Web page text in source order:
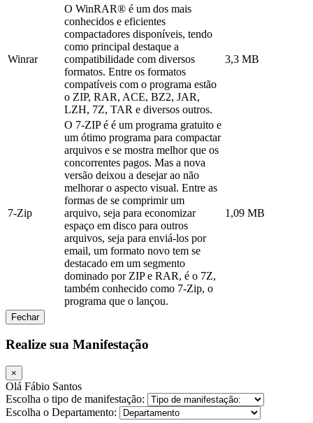
Winrar
O WinRAR® é um dos mais
conhecidos e eficientes
compactadores disponíveis, tendo
como principal destaque a
compatibilidade com diversos
formatos. Entre os formatos
compatíveis com o programa estão
o ZIP, RAR, ACE, BZ2, JAR,
LZH, 7Z, TAR e diversos outros.
3,3 MB
7-Zip
O 7-ZIP é é um programa gratuito e
um ótimo programa para compactar
arquivos e se mostra melhor que os
concorrentes pagos. Mas a nova
versão deixou a desejar ao não
melhorar o aspecto visual. Entre as
formas de se comprimir um
arquivo, seja para economizar
espaço em disco para outros
arquivos, seja para enviá-los por
email, um formato novo tem se
destacado em um segmento
dominado por ZIP e RAR, é o 7Z,
também conhecido como 7-Zip, o
programa que o lançou.
1,09 MB
Fechar
Realize sua Manifestação
×
Olá Fábio Santos
Escolha o tipo de manifestação:
Escolha o Departamento: